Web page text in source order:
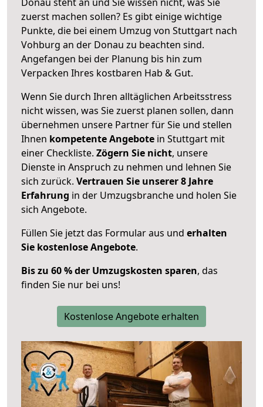
zuerst machen sollen? Es gibt einige wichtige
Punkte, die bei einem Umzug von Stuttgart nach
Vohburg an der Donau zu beachten sind.
Angefangen bei der Planung bis hin zum
Verpacken Ihres kostbaren Hab & Gut.
Wenn Sie durch Ihren alltäglichen Arbeitsstress
nicht wissen, was Sie zuerst planen sollen, dann
übernehmen unsere Partner für Sie und stellen
Ihnen kompetente Angebote in Stuttgart mit
einer Checkliste. Zögern Sie nicht, unsere
Dienste in Anspruch zu nehmen und lehnen Sie
sich zurück. Vertrauen Sie unserer 8 Jahre
Erfahrung in der Umzugsbranche und holen Sie
sich Angebote.
Füllen Sie jetzt das Formular aus und erhalten
Sie kostenlose Angebote.
Bis zu 60 % der Umzugskosten sparen, das
finden Sie nur bei uns!
Kostenlose Angebote erhalten